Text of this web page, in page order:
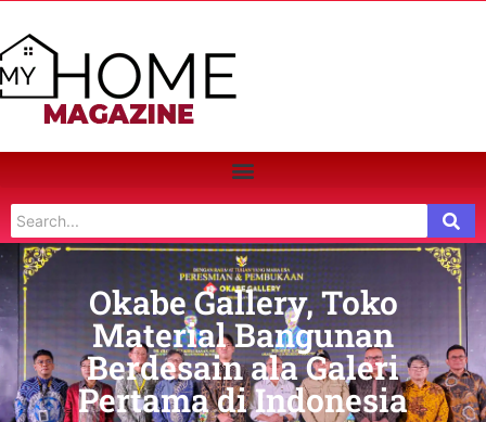
Okabe Gallery, Toko
Material Bangunan
Berdesain ala Galeri
Pertama di Indonesia